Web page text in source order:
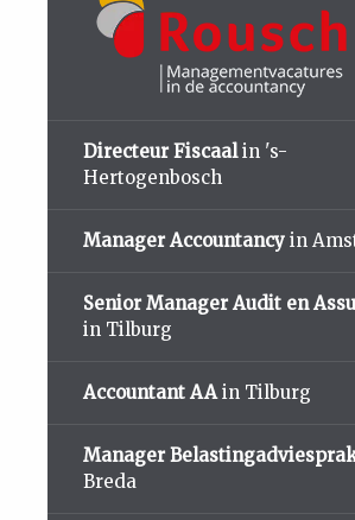
Directeur Fiscaalin 's-
Hertogenbosch
Manager Accountancy in
Senior Manager Audit en
in Tilburg
Accountant AA in Tilburg
Manager
Breda